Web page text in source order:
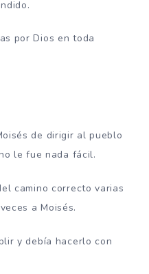
por Dios en toda
de dirigir al pueblo
le fue nada fácil.
camino correcto varias
a Moisés.
y debía hacerlo con